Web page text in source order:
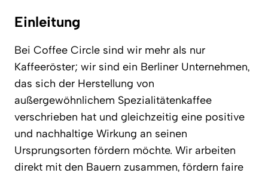
Einleitung
Bei Coffee Circle sind wir mehr als nur
Kaffeeröster; wir sind ein Berliner Unternehmen,
das sich der Herstellung von
außergewöhnlichem Spezialitätenkaffee
verschrieben hat und gleichzeitig eine positive
und nachhaltige Wirkung an seinen
Ursprungsorten fördern möchte. Wir arbeiten
direkt mit den Bauern zusammen, fördern faire